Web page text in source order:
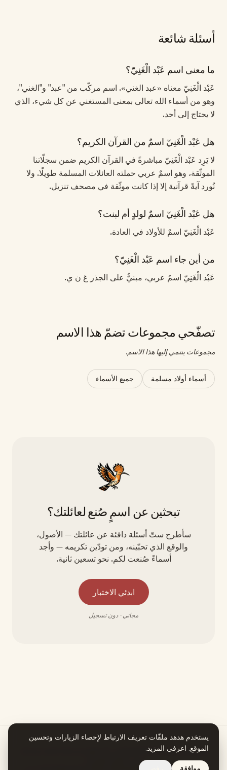
أسئلة شائعة
ما معنى اسم عَبْد الْغَنِيّ؟
عَبْد الْغَنِيّ معناه «عبد الغني». اسم مركّب من "عبد" و"الغني"،
وهو من أسماء الله تعالى بمعنى المستغني عن كل شيء، الذي
لا يحتاج إلى أحد.
هل عَبْد الْغَنِيّ اسمٌ من القرآن الكريم؟
لا يَرِد عَبْد الْغَنِيّ مباشرةً في القرآن الكريم ضمن سجلّاتنا
الموثّقة، وهو اسمٌ عربي حملته العائلات المسلمة طويلًا. ولا
نُورد آيةً قرآنية إلا إذا كانت موثّقة في مصحف تنزيل.
هل عَبْد الْغَنِيّ اسمٌ لولدٍ أم لبنت؟
عَبْد الْغَنِيّ اسمٌ للأولاد في العادة.
من أين جاء اسم عَبْد الْغَنِيّ؟
عَبْد الْغَنِيّ اسمٌ عربي، مبنيٌّ على الجذر غ ن ي.
تصفّحي مجموعات تضمّ هذا الاسم
مجموعات ينتمي إليها هذا الاسم.
أسماء أولاد مسلمة جميع الأسماء
تبحثين عن اسمٍ صُنع لعائلتك؟
سأطرح ستّ أسئلة دافئة عن عائلتك — الأصول،
والوقع الذي تحبّينه، ومن تودّين تكريمه — وأجد
أسماءً صُنعت لكم. نحو تسعين ثانية.
ابدئي الاختبار
مجاني · دون تسجيل
هدهد يعمل بمساعدة الذكاء الاصطناعي. كل معلومة في قصة اسمكِ تستند إلى
مصدر يمكنكِ التحقق منه.
يستخدم هدهد ملفّات تعريف الارتباط لإحصاء الزيارات وتحسين
الموقع. اعرفي المزيد.
موافقة